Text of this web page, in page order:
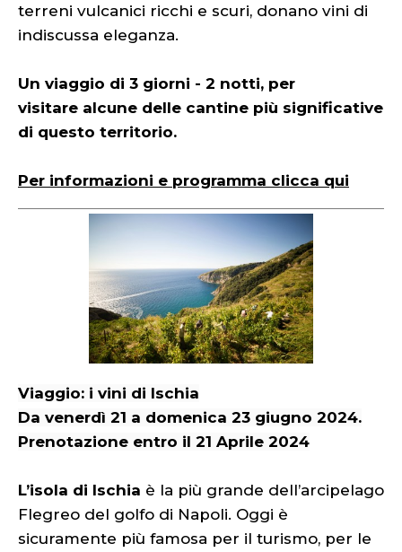
terreni vulcanici ricchi e scuri, donano vini di
indiscussa eleganza.
Un viaggio di 3 giorni - 2 notti, per
visitare alcune delle cantine più significative
di questo territorio.
Per informazioni e programma clicca qui
Viaggio: i vini di Ischia
Da venerdì 21 a domenica 23 giugno 2024.
Prenotazione entro il 21 Aprile 2024
L’isola di Ischia è la più grande dell’arcipelago
Flegreo del golfo di Napoli. Oggi è
sicuramente più famosa per il turismo, per le